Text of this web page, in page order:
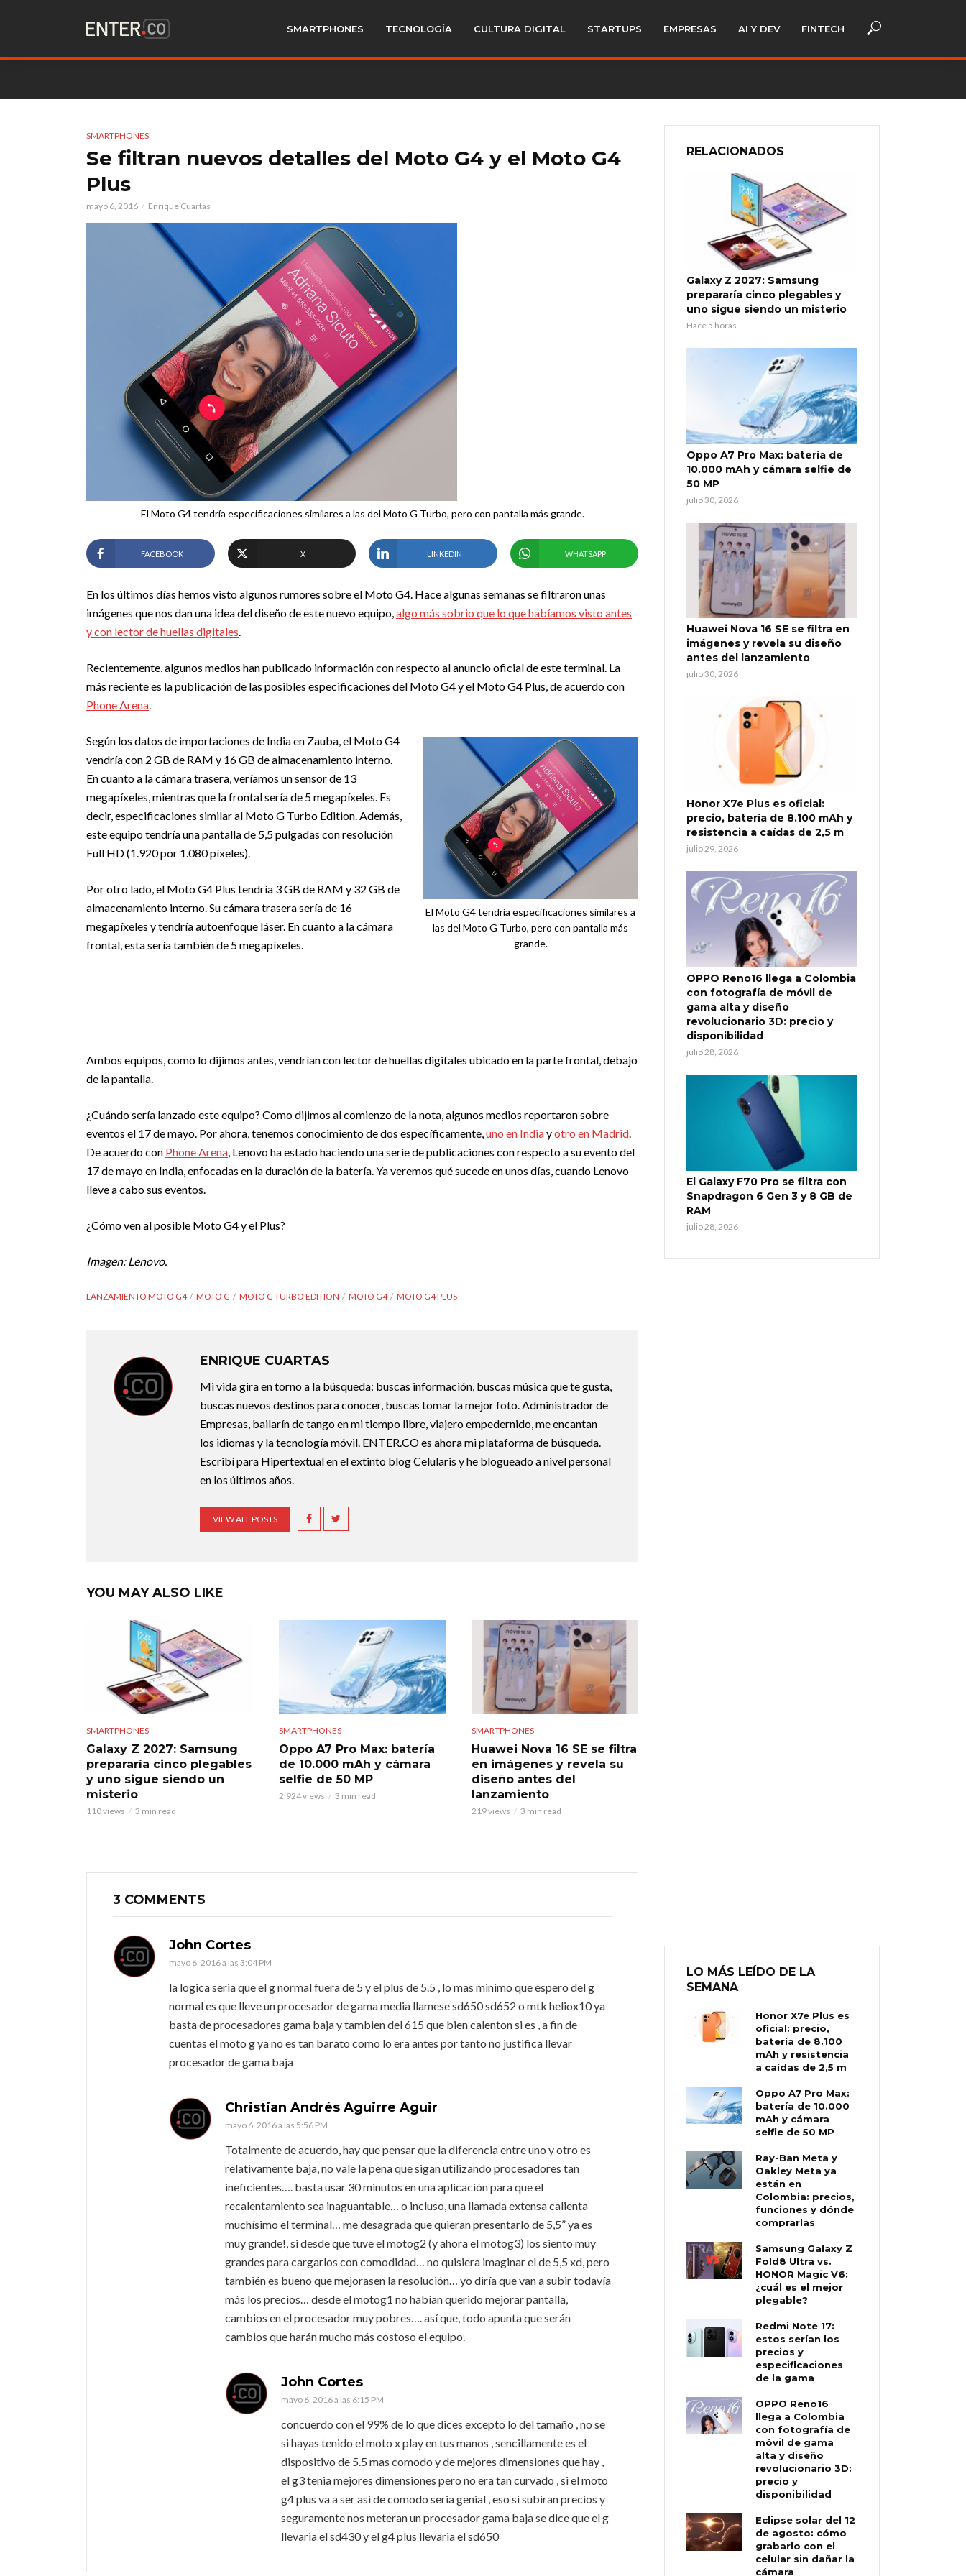
SMARTPHONES TECNOLOGÍA CULTURA DIGITAL STARTUPS EMPRESAS AI Y DEV FINTECH
SMARTPHONES
Se filtran nuevos detalles del Moto G4 y el Moto G4
Plus
mayo 6, 2016 Enrique Cuartas
El Moto G4 tendría especificaciones similares a las del Moto G Turbo, pero con pantalla más grande.
FACEBOOK X LINKEDIN WHATSAPP
En los últimos días hemos visto algunos rumores sobre el Moto G4. Hace algunas semanas se filtraron unas
imágenes que nos dan una idea del diseño de este nuevo equipo,algo más sobrio que lo que habíamos visto antes
y con lector de huellas digitales.
Recientemente, algunos medios han publicado información con respecto al anuncio oficial de este terminal. La
más reciente es la publicación de las posibles especificaciones del Moto G4 y el Moto G4 Plus, de acuerdo con
Phone Arena.
El Moto G4 tendría especificaciones similares a
las del Moto G Turbo, pero con pantalla más
grande.
Según los datos de importaciones de India en Zauba, el Moto G4
vendría con 2 GB de RAM y 16 GB de almacenamiento interno.
En cuanto a la cámara trasera, veríamos un sensor de 13
megapíxeles, mientras que la frontal sería de 5 megapíxeles. Es
decir, especificaciones similar al Moto G Turbo Edition. Además,
este equipo tendría una pantalla de 5,5 pulgadas con resolución
Full HD (1.920 por 1.080 píxeles).
Por otro lado, el Moto G4 Plus tendría 3 GB de RAM y 32 GB de
almacenamiento interno. Su cámara trasera sería de 16
megapíxeles y tendría autoenfoque láser. En cuanto a la cámara
frontal, esta sería también de 5 megapíxeles.
Ambos equipos, como lo dijimos antes, vendrían con lector de huellas digitales ubicado en la parte frontal, debajo
de la pantalla.
¿Cuándo sería lanzado este equipo? Como dijimos al comienzo de la nota, algunos medios reportaron sobre
eventos el 17 de mayo. Por ahora, tenemos conocimiento de dos específicamente,uno en Indiayotro en Madrid.
De acuerdo con Phone Arena, Lenovo ha estado haciendo una serie de publicaciones con respecto a su evento del
17 de mayo en India, enfocadas en la duración de la batería. Ya veremos qué sucede en unos días, cuando Lenovo
lleve a cabo sus eventos.
¿Cómo ven al posible Moto G4 y el Plus?
Imagen: Lenovo.
LANZAMIENTO MOTO G4 MOTO G MOTO G TURBO EDITION MOTO G4 MOTO G4 PLUS
ENRIQUE CUARTAS
Mi vida gira en torno a la búsqueda: buscas información, buscas música que te gusta,
buscas nuevos destinos para conocer, buscas tomar la mejor foto. Administrador de
Empresas, bailarín de tango en mi tiempo libre, viajero empedernido, me encantan
los idiomas y la tecnología móvil. ENTER.CO es ahora mi plataforma de búsqueda.
Escribí para Hipertextual en el extinto blog Celularis y he blogueado a nivel personal
en los últimos años.
VIEW ALL POSTS
YOU MAY ALSO LIKE
SMARTPHONES
Galaxy Z 2027: Samsung
prepararía cinco plegables
y uno sigue siendo un
misterio
110 views 3 min read
SMARTPHONES
Oppo A7 Pro Max: batería
de 10.000 mAh y cámara
selfie de 50 MP
2.924 views 3 min read
SMARTPHONES
Huawei Nova 16 SE se filtra
en imágenes y revela su
diseño antes del
lanzamiento
219 views 3 min read
3 COMMENTS
John Cortes
mayo 6, 2016 a las 3:04 PM
la logica seria que el g normal fuera de 5 y el plus de 5.5 , lo mas minimo que espero del g
normal es que lleve un procesador de gama media llamese sd650 sd652 o mtk heliox10 ya
basta de procesadores gama baja y tambien del 615 que bien calenton si es , a fin de
cuentas el moto g ya no es tan barato como lo era antes por tanto no justifica llevar
procesador de gama baja
Christian Andrés Aguirre Aguir
mayo 6, 2016 a las 5:56 PM
Totalmente de acuerdo, hay que pensar que la diferencia entre uno y otro es
relativamente baja, no vale la pena que sigan utilizando procesadores tan
ineficientes…. basta usar 30 minutos en una aplicación para que el
recalentamiento sea inaguantable… o incluso, una llamada extensa calienta
muchísimo el terminal… me desagrada que quieran presentarlo de 5,5” ya es
muy grande!, si desde que tuve el motog2 (y ahora el motog3) los siento muy
grandes para cargarlos con comodidad… no quisiera imaginar el de 5,5 xd, pero
también es bueno que mejorasen la resolución… yo diría que van a subir todavía
más los precios… desde el motog1 no habían querido mejorar pantalla,
cambios en el procesador muy pobres…. así que, todo apunta que serán
cambios que harán mucho más costoso el equipo.
John Cortes
mayo 6, 2016 a las 6:15 PM
concuerdo con el 99% de lo que dices excepto lo del tamaño , no se
si hayas tenido el moto x play en tus manos , sencillamente es el
dispositivo de 5.5 mas comodo y de mejores dimensiones que hay ,
el g3 tenia mejores dimensiones pero no era tan curvado , si el moto
g4 plus va a ser asi de comodo seria genial , eso si subiran precios y
seguramente nos meteran un procesador gama baja se dice que el g
llevaria el sd430 y el g4 plus llevaria el sd650
RELACIONADOS
Galaxy Z 2027: Samsung
prepararía cinco plegables y
uno sigue siendo un misterio
Hace 5 horas
Oppo A7 Pro Max: batería de
10.000 mAh y cámara selfie de
50 MP
julio 30, 2026
Huawei Nova 16 SE se filtra en
imágenes y revela su diseño
antes del lanzamiento
julio 30, 2026
Honor X7e Plus es oficial:
precio, batería de 8.100 mAh y
resistencia a caídas de 2,5 m
julio 29, 2026
OPPO Reno16 llega a Colombia
con fotografía de móvil de
gama alta y diseño
revolucionario 3D: precio y
disponibilidad
julio 28, 2026
El Galaxy F70 Pro se filtra con
Snapdragon 6 Gen 3 y 8 GB de
RAM
julio 28, 2026
LO MÁS LEÍDO DE LA
SEMANA
Honor X7e Plus es
oficial: precio,
batería de 8.100
mAh y resistencia
a caídas de 2,5 m
Oppo A7 Pro Max:
batería de 10.000
mAh y cámara
selfie de 50 MP
Ray-Ban Meta y
Oakley Meta ya
están en
Colombia: precios,
funciones y dónde
comprarlas
Samsung Galaxy Z
Fold8 Ultra vs.
HONOR Magic V6:
¿cuál es el mejor
plegable?
Redmi Note 17:
estos serían los
precios y
especificaciones
de la gama
OPPO Reno16
llega a Colombia
con fotografía de
móvil de gama
alta y diseño
revolucionario 3D:
precio y
disponibilidad
Eclipse solar del 12
de agosto: cómo
grabarlo con el
celular sin dañar la
cámara